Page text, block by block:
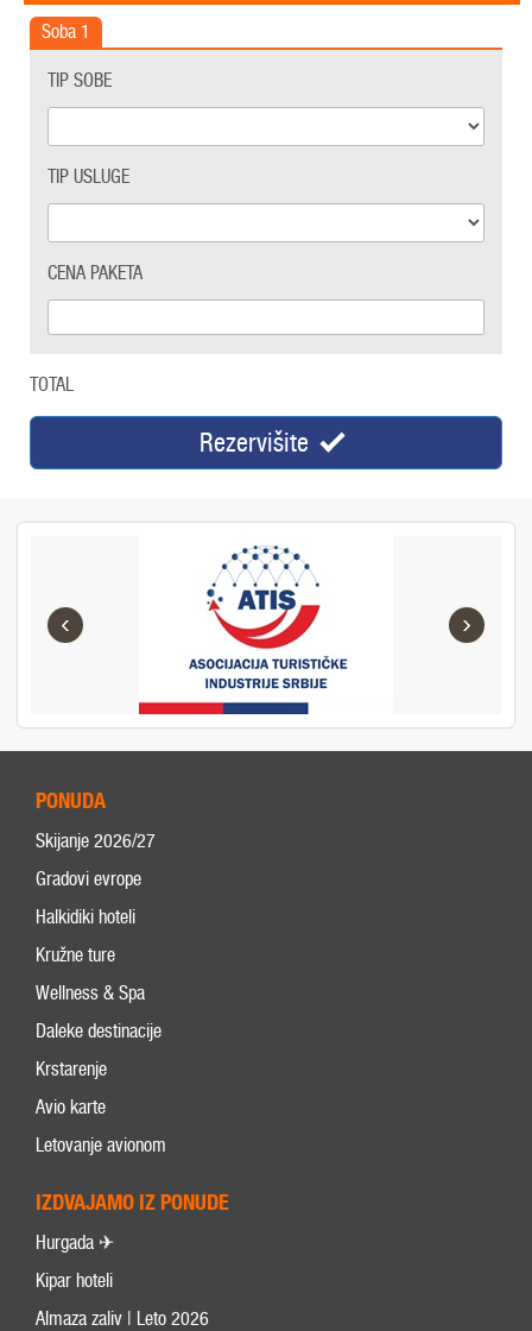
Soba 1
TIP SOBE
TIP USLUGE
CENA PAKETA
TOTAL
Rezervišite
‹ ›
PONUDA
Skijanje 2026/27
Gradovi evrope
Halkidiki hoteli
Kružne ture
Wellness & Spa
Daleke destinacije
Krstarenje
Avio karte
Letovanje avionom
IZDVAJAMO IZ PONUDE
Hurgada ✈
Kipar hoteli
Almaza zaliv | Leto 2026